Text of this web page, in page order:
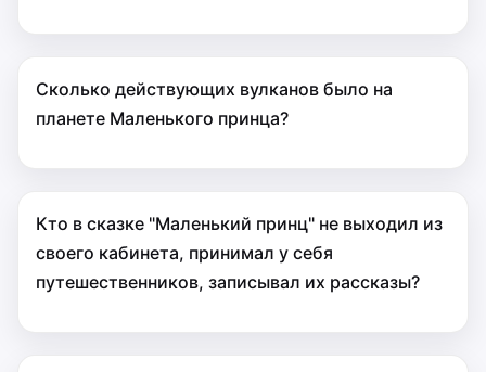
Сколько действующих вулканов было на
планете Маленького принца?
Кто в сказке "Маленький принц" не выходил из
своего кабинета, принимал у себя
путешественников, записывал их рассказы?